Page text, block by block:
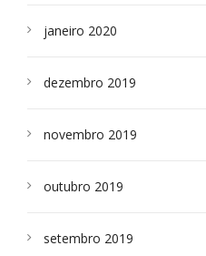
janeiro 2020
dezembro 2019
novembro 2019
outubro 2019
setembro 2019